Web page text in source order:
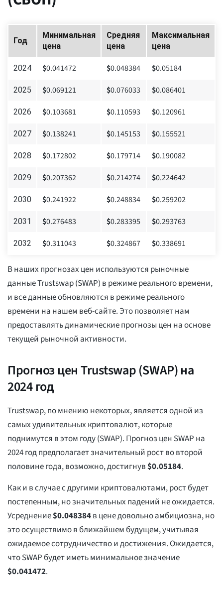
Год
Минимальная
цена
Средняя
цена
Максимальная
цена
2024 $0.041472 $0.048384 $0.05184
2025 $0.069121 $0.076033 $0.086401
2026 $0.103681 $0.110593 $0.120961
2027 $0.138241 $0.145153 $0.155521
2028 $0.172802 $0.179714 $0.190082
2029 $0.207362 $0.214274 $0.224642
2030 $0.241922 $0.248834 $0.259202
2031 $0.276483 $0.283395 $0.293763
2032 $0.311043 $0.324867 $0.338691
В наших прогнозах цен используются рыночные
данные Trustswap (SWAP) в режиме реального времени,
и все данные обновляются в режиме реального
времени на нашем веб-сайте. Это позволяет нам
предоставлять динамические прогнозы цен на основе
текущей рыночной активности.
Прогноз цен Trustswap (SWAP) на
2024 год
Trustswap, по мнению некоторых, является одной из
самых удивительных криптовалют, которые
поднимутся в этом году (SWAP). Прогноз цен SWAP на
2024 год предполагает значительный рост во второй
половине года, возможно, достигнув$0.05184.
Как и в случае с другими криптовалютами, рост будет
постепенным, но значительных падений не ожидается.
Усреднение$0.048384в цене довольно амбициозна, но
это осуществимо в ближайшем будущем, учитывая
ожидаемое сотрудничество и достижения. Ожидается,
что SWAP будет иметь минимальное значение
$0.041472.